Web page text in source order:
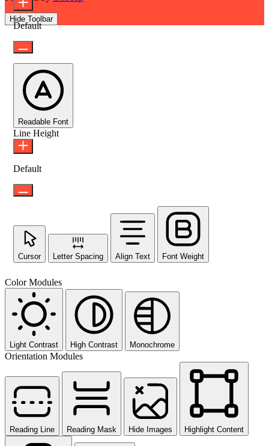
Hide Toolbar
Default
Readable Font
Line Height
Default
Cursor Letter Spacing Align Text Font Weight
Color Modules
Light Contrast High Contrast Monochrome
Orientation Modules
Reading Line Reading Mask Hide Images Highlight Content